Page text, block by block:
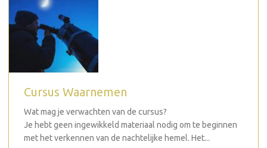
Cursus Waarnemen
Wat mag je verwachten van de cursus?
Je hebt geen ingewikkeld materiaal nodig om te beginnen
met het verkennen van de nachtelijke hemel. Het...